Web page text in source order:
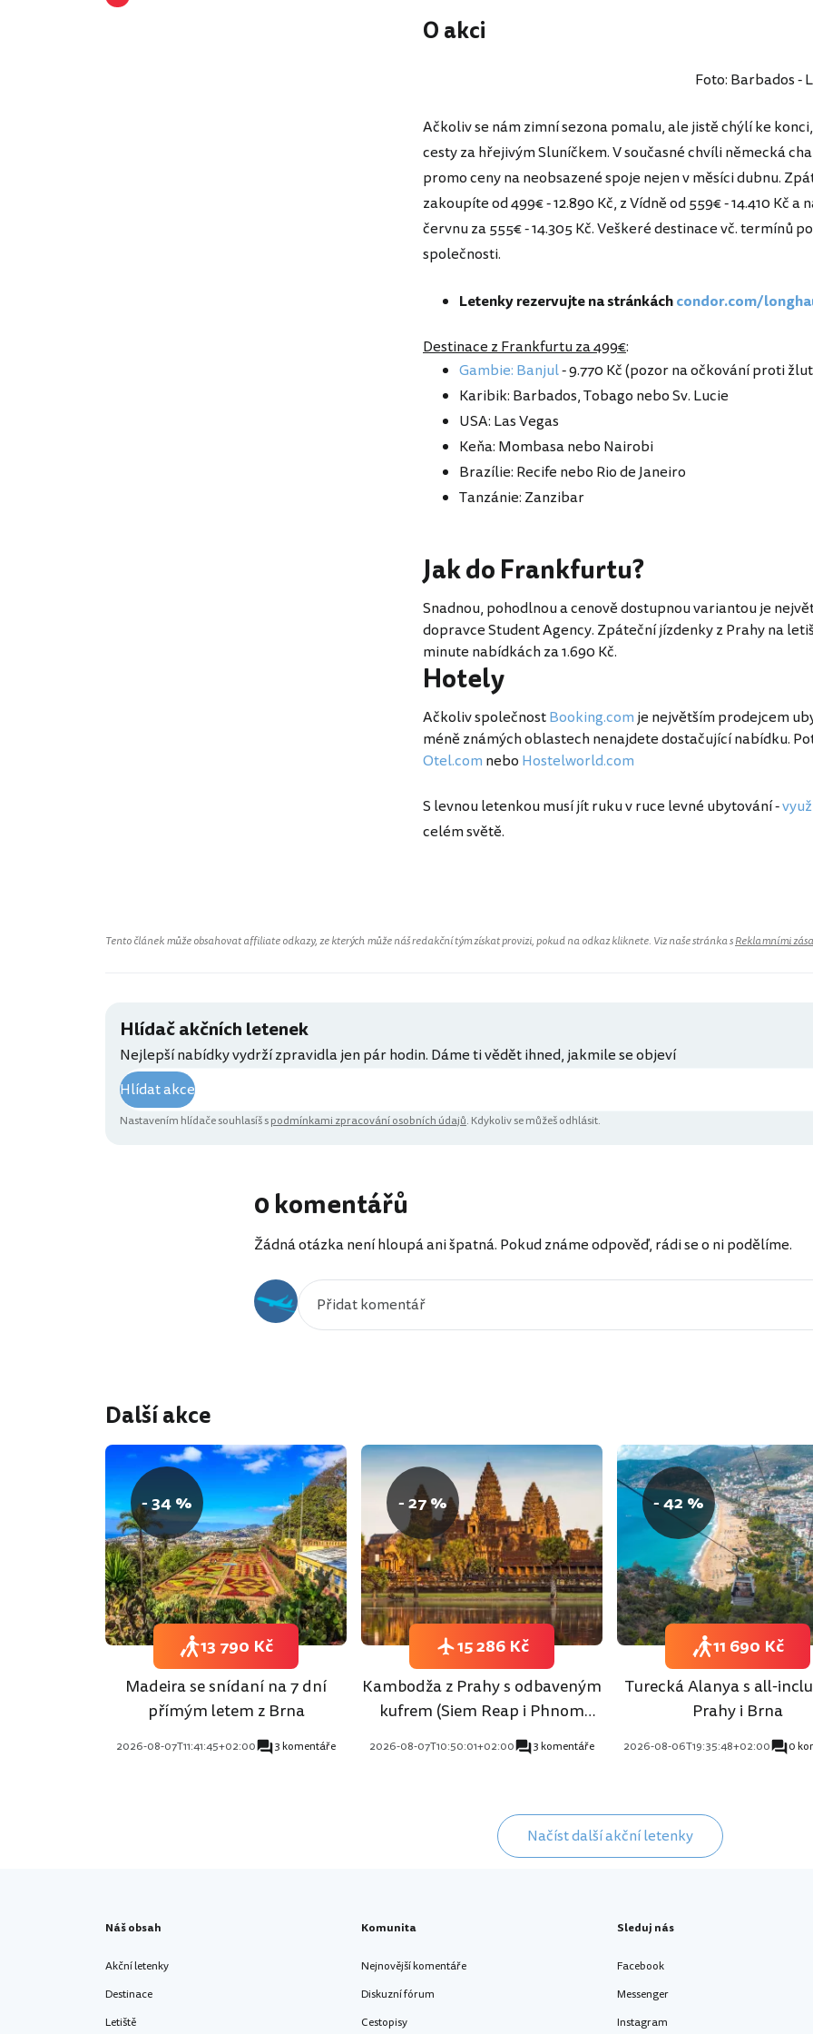
O akci
Foto: Barbados -
Ačkoliv se nám zimní sezona pomalu, ale jistě chýlí ke
cesty za hřejivým Sluníčkem. V současné chvíli německá
promo ceny na neobsazené spoje nejen v měsíci dubnu.
zakoupíte od 499€ - 12.890 Kč, z Vídně od 559€ - 14.410 Kč
červnu za 555€ - 14.305 Kč. Veškeré destinace vč. termínů
společnosti.
Letenky rezervujte na stránkáchcondor.com/
Destinace z Frankfurtu za 499€:
Gambie: Banjul- 9.770 Kč (pozor na očkování proti
Karibik: Barbados, Tobago nebo Sv. Lucie
USA: Las Vegas
Keňa: Mombasa nebo Nairobi
Brazílie: Recife nebo Rio de Janeiro
Tanzánie: Zanzibar
Jak do Frankfurtu?
Snadnou, pohodlnou a cenově dostupnou variantou je
dopravce Student Agency. Zpáteční jízdenky z Prahy na
minute nabídkách za 1.690 Kč.
Hotely
Ačkoliv společnostBooking.comje největším prodejcem
méně známých oblastech nenajdete dostačující nabídku.
Otel.com nebo Hostelworld.com
S levnou letenkou musí jít ruku v ruce levné ubytování -
celém světě.
Tento článek může obsahovat affiliate odkazy, ze kterých může náš redakční tým získat provizi, pokud na odkaz kliknete. Viz naše stránka sReklamními
Hlídač akčních letenek
Nejlepší nabídky vydrží zpravidla jen pár hodin. Dáme ti vědět ihned, jakmile se objeví
Hlídat akce
Nastavením hlídače souhlasíš spodmínkami zpracování osobních údajů. Kdykoliv se můžeš odhlásit.
0 komentářů
Žádná otázka není hloupá ani špatná. Pokud známe odpověď, rádi se o ni podělíme.
Další akce
- 34 %
Madeira se snídaní na 7 dní
přímým letem z Brna
2026-08-07T11:41:45+02:00 3 komentáře
13 790 Kč
- 27 %
Kambodža z Prahy s odbaveným
kufrem (Siem Reap i Phnom
2026-08-07T10:50:01+02:00 3 komentáře
15 286 Kč
- 42 %
Turecká Alanya s all-
Prahy i Brna
2026-08-06T19:35:48+02:00 0
11 690 Kč
Načíst další akční letenky
Náš obsah
Akční letenky
Destinace
Letiště
Komunita
Nejnovější komentáře
Diskuzní fórum
Cestopisy
Sleduj nás
Facebook
Messenger
Instagram